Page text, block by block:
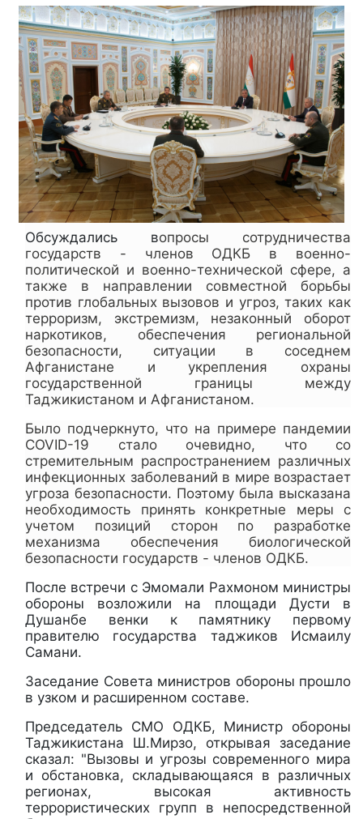
Обсуждались вопросы сотрудничества
государств - членов ОДКБ в военно-
политической и военно-технической сфере, а
также в направлении совместной борьбы
против глобальных вызовов и угроз, таких как
терроризм, экстремизм, незаконный оборот
наркотиков, обеспечения региональной
безопасности, ситуации в соседнем
Афганистане и укрепления охраны
государственной границы между
Таджикистаном и Афганистаном.
Было подчеркнуто, что на примере пандемии
COVID-19 стало очевидно, что со
стремительным распространением различных
инфекционных заболеваний в мире возрастает
угроза безопасности. Поэтому была высказана
необходимость принять конкретные меры с
учетом позиций сторон по разработке
механизма обеспечения биологической
безопасности государств - членов ОДКБ.
После встречи с Эмомали Рахмоном министры
обороны возложили на площади Дусти в
Душанбе венки к памятнику первому
правителю государства таджиков Исмаилу
Самани.
Заседание Совета министров обороны прошло
в узком и расширенном составе.
Председатель СМО ОДКБ, Министр обороны
Таджикистана Ш.Мирзо, открывая заседание
сказал: "Вызовы и угрозы современного мира
и обстановка, складывающаяся в различных
регионах, высокая активность
террористических групп в непосредственной